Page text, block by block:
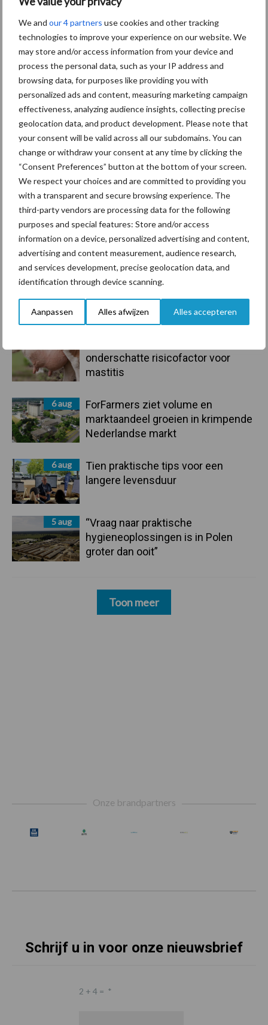
We and our 4 partners use cookies and other tracking
technologies to improve your experience on our website. We
may store and/or access information from your device and
process the personal data, such as your IP address and
browsing data, for purposes like providing you with
personalized ads and content, measuring marketing campaign
effectiveness, analyzing audience insights, collecting precise
geolocation data, and product development. Please note that
your consent will be valid across all our subdomains. You can
change or withdraw your consent at any time by clicking the
“Consent Preferences” button at the bottom of your screen.
We respect your choices and are committed to providing you
with a transparent and secure browsing experience. The
third-party vendors are processing data for the following
purposes and special features: Store and/or access
information on a device, personalized advertising and content,
advertising and content measurement, audience research,
and services development, precise geolocation data, and
identification through device scanning.
Aanpassen Alles afwijzen Alles accepteren
Primaire
Sidebar
Recent nieuws Partner nieuws
7 aug
Grondstoffenmarkt blijft grillig:
droogte en geopolitiek houden
handel in de greep
onderschatte risicofactor voor
mastitis
6 aug
ForFarmers ziet volume en
marktaandeel groeien in krimpende
Nederlandse markt
6 aug
Tien praktische tips voor een
langere levensduur
5 aug
“Vraag naar praktische
hygieneoplossingen is in Polen
groter dan ooit”
Toon meer
Themapagina's
Diergezondheid Bemesting Fokkerij
Bedrijfsnieuws
Ligbox &
Voerhekken
Toon meer
Onze brandpartners
Schrijf u in voor onze nieuwsbrief
2 + 4 = *